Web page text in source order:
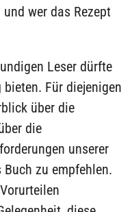
wer das Rezept
Leser dürfte
Für diejenigen
über die
die
unserer
zu empfehlen.